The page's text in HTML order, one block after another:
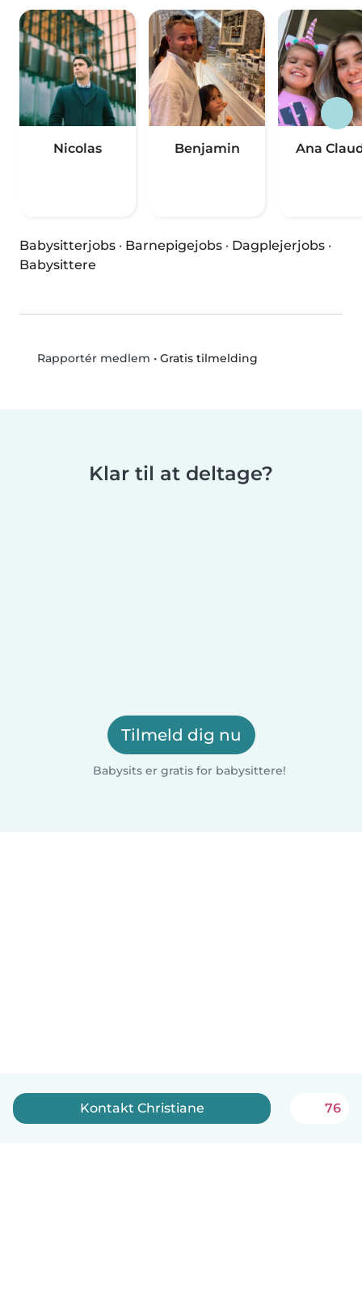
Nicolas Benjamin Ana
Babysitterjobs · Barnepigejobs · Dagplejerjobs ·
Babysittere
Rapportér medlem • Gratis tilmelding
Klar til at deltage?
Tilmeld dig nu
Babysits er gratis for babysittere!
Kontakt Christiane 76